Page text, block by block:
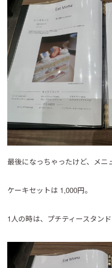
最後になっちゃったけど、メニ
ケーキセットは 1,000円。
1人の時は、プチティースタン